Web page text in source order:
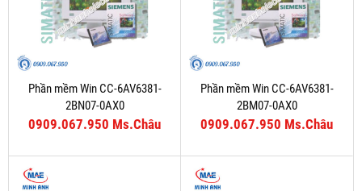
Phần mềm Win CC-6AV6381-
2BN07-0AX0
0909.067.950 Ms.Châu
Phần mềm Win CC-6AV6381-
2BM07-0AX0
0909.067.950 Ms.Châu